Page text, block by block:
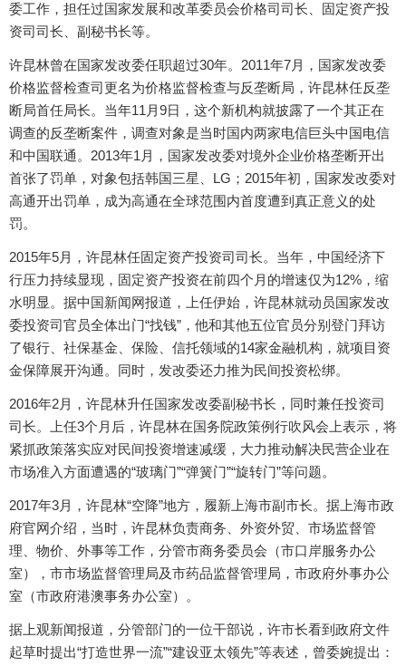
委工作，担任过国家发展和改革委员会价格司司长、固定资产投
资司司长、副秘书长等。
许昆林曾在国家发改委任职超过30年。2011年7月，国家发改委
价格监督检查司更名为价格监督检查与反垄断局，许昆林任反垄
断局首任局长。当年11月9日，这个新机构就披露了一个其正在
调查的反垄断案件，调查对象是当时国内两家电信巨头中国电信
和中国联通。2013年1月，国家发改委对境外企业价格垄断开出
首张了罚单，对象包括韩国三星、LG；2015年初，国家发改委对
高通开出罚单，成为高通在全球范围内首度遭到真正意义的处
罚。
2015年5月，许昆林任固定资产投资司司长。当年，中国经济下
行压力持续显现，固定资产投资在前四个月的增速仅为12%，缩
水明显。据中国新闻网报道，上任伊始，许昆林就动员国家发改
委投资司官员全体出门“找钱”，他和其他五位官员分别登门拜访
了银行、社保基金、保险、信托领域的14家金融机构，就项目资
金保障展开沟通。同时，发改委还力推为民间投资松绑。
2016年2月，许昆林升任国家发改委副秘书长，同时兼任投资司
司长。上任3个月后，许昆林在国务院政策例行吹风会上表示，将
紧抓政策落实应对民间投资增速减缓，大力推动解决民营企业在
市场准入方面遭遇的“玻璃门”“弹簧门”“旋转门”等问题。
2017年3月，许昆林“空降”地方，履新上海市副市长。据上海市政
府官网介绍，当时，许昆林负责商务、外资外贸、市场监督管
理、物价、外事等工作，分管市商务委员会（市口岸服务办公
室），市市场监督管理局及市药品监督管理局，市政府外事办公
室（市政府港澳事务办公室）。
据上观新闻报道，分管部门的一位干部说，许市长看到政府文件
起草时提出“打造世界一流”“建设亚太领先”等表述，曾委婉提出：